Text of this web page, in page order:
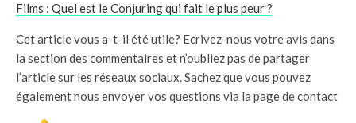
Films : Quel est le Conjuring qui fait le plus peur ?
Cet article vous a-t-il été utile? Ecrivez-nous votre avis dans
la section des commentaires et n’oubliez pas de partager
l’article sur les réseaux sociaux. Sachez que vous pouvez
également nous envoyer vos questions via la page de contact